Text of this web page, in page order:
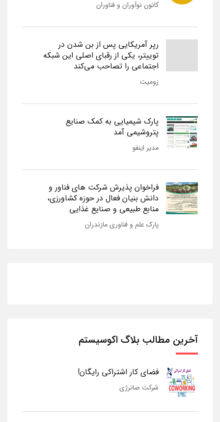
کانون نوآوران و فناوران
رپر آمریکایی پس از بن شدن در
توییتر، یکی از رقبای اصلی این شبکه
اجتماعی را تصاحب می‌کند
زومیت
پارک شیمیایی به کمک صنایع
پتروشیمی آمد
مدیر اینفو
فراخوان پذیرش شرکت های فناور و
دانش بنیان فعال در حوزه کشاورزی،
منابع طبیعی و صنایع غذایی
پارک علم و فناوری مازندران
آخرین مطالب بلاگ اکوسیستم
فضای کار اشتراکی رایگان!
شرکت صانرژی